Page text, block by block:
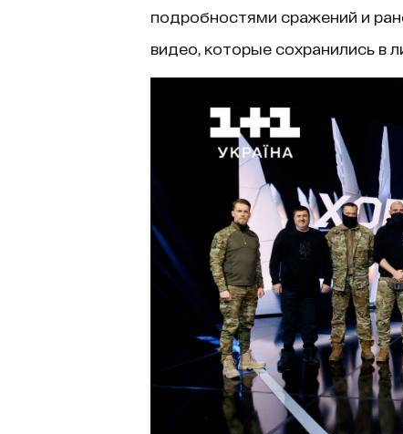
подробностями сражений и
видео, которые сохранились в